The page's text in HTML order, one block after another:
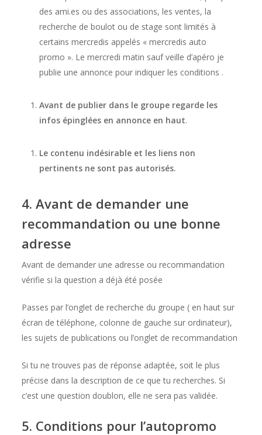
des ami.es ou des associations, les ventes, la
recherche de boulot ou de stage sont limités à
certains mercredis appelés « mercredis auto
promo ». Le mercredi matin sauf veille d’apéro je
publie une annonce pour indiquer les conditions .
Avant de publier dans le groupe regarde les
infos épinglées en annonce en haut.
Le contenu indésirable et les liens non
pertinents ne sont pas autorisés.
4. Avant de demander une
recommandation ou une bonne
adresse
Avant de demander une adresse ou recommandation
vérifie si la question a déjà été posée
Passes par l’onglet de recherche du groupe ( en haut sur
écran de téléphone, colonne de gauche sur ordinateur),
les sujets de publications ou l’onglet de recommandation
Si tu ne trouves pas de réponse adaptée, soit le plus
précise dans la description de ce que tu recherches. Si
c’est une question doublon, elle ne sera pas validée.
5. Conditions pour l’autopromo